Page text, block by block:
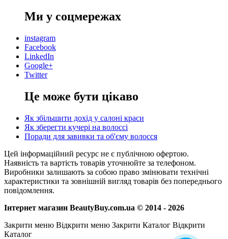
Ми у соцмережах
instagram
Facebook
LinkedIn
Google+
Twitter
Це може бути цікаво
Як збільшити дохід у салоні краси
Як зберегти кучері на волоссі
Поради для завивки та об'єму волосся
Цей інформаційний ресурс не є публічною офертою.
Наявність та вартість товарів уточнюйте за телефоном.
Виробники залишають за собою право змінювати технічні
характеристики та зовнішній вигляд товарів без попереднього
повідомлення.
Інтернет магазин BeautyBuy.com.ua © 2014 - 2026
Закрити меню Відкрити меню Закрити Каталог Відкрити
Каталог